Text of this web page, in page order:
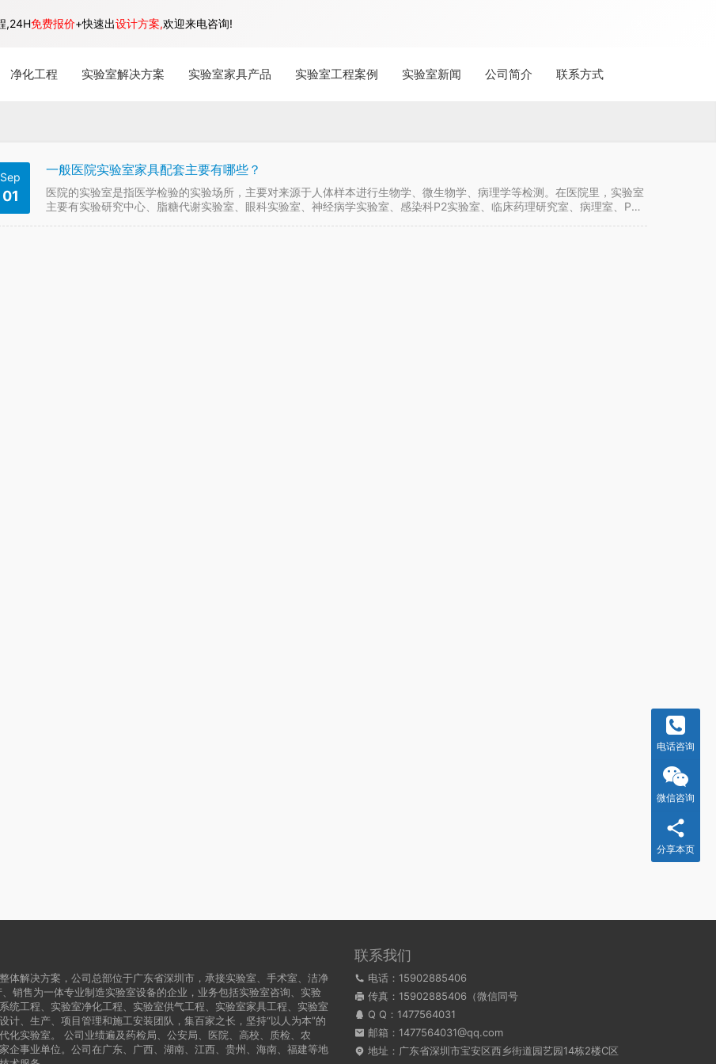
净化工程 实验室解决方案 实验室家具产品 实验室工程案例 实验室新闻 公司简介 联系方式
Sep
01
一般医院实验室家具配套主要有哪些？
医院的实验室是指医学检验的实验场所，主要对来源于人体样本进行生物学、微生物学、病理学等检测。在医院里，实验室
主要有实验研究中心、脂糖代谢实验室、眼科实验室、神经病学实验室、感染科P2实验室、临床药理研究室、病理室、PCR
体解决方案，公司总部位于广东省深圳市，承接实验室、手术室、洁净
销售为一体专业制造实验室设备的企业，业务包括实验室咨询、实验
统工程、实验室净化工程、实验室供气工程、实验室家具工程、实验室
、生产、项目管理和施工安装团队，集百家之长，坚持“以人为本”的
化实验室。 公司业绩遍及药检局、公安局、医院、高校、质检、农
企事业单位。公司在广东、广西、湖南、江西、贵州、海南、福建等地
联系我们
电话：15902885406
传真：15902885406（微信同号
Q Q： 1477564031
邮箱：1477564031@qq.com
地址：广东省深圳市宝安区西乡街道园艺园14栋2楼C区
电话咨询
微信咨询
分享本页
,24H免费报价+快速出设计方案,欢迎来电咨询!